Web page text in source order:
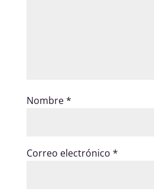
Nombre*
Correo electrónico *